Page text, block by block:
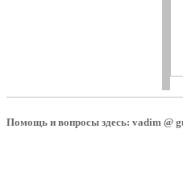
Помощь и вопросы здесь: vadim @